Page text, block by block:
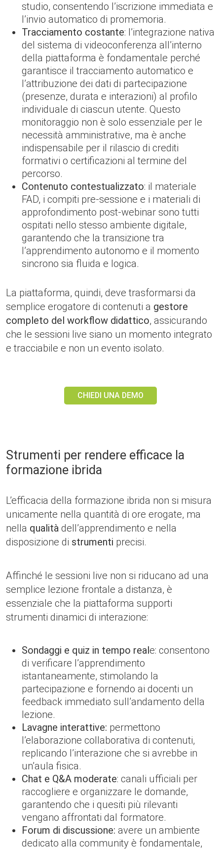
studio, consentendo l’iscrizione immediata e
l’invio automatico di promemoria.
Tracciamento costante: l’integrazione nativa
del sistema di videoconferenza all’interno
della piattaforma è fondamentale perché
garantisce il tracciamento automatico e
l’attribuzione dei dati di partecipazione
(presenze, durata e interazioni) al profilo
individuale di ciascun utente. Questo
monitoraggio non è solo essenziale per le
necessità amministrative, ma è anche
indispensabile per il rilascio di crediti
formativi o certificazioni al termine del
percorso.
Contenuto contestualizzato: il materiale
FAD, i compiti pre-sessione e i materiali di
approfondimento post-webinar sono tutti
ospitati nello stesso ambiente digitale,
garantendo che la transizione tra
l’apprendimento autonomo e il momento
sincrono sia fluida e logica.
La piattaforma, quindi, deve trasformarsi da
semplice erogatore di contenuti a gestore
completo del workflow didattico, assicurando
che le sessioni live siano un momento integrato
e tracciabile e non un evento isolato.
CHIEDI UNA DEMO
Strumenti per rendere efficace la
formazione ibrida
L’efficacia della formazione ibrida non si misura
unicamente nella quantità di ore erogate, ma
nella qualità dell’apprendimento e nella
disposizione di strumenti precisi.
Affinché le sessioni live non si riducano ad una
semplice lezione frontale a distanza, è
essenziale che la piattaforma supporti
strumenti dinamici di interazione:
Sondaggi e quiz in tempo reale: consentono
di verificare l’apprendimento
istantaneamente, stimolando la
partecipazione e fornendo ai docenti un
feedback immediato sull’andamento della
lezione.
Lavagne interattive: permettono
l’elaborazione collaborativa di contenuti,
replicando l’interazione che si avrebbe in
un’aula fisica.
Chat e Q&A moderate: canali ufficiali per
raccogliere e organizzare le domande,
garantendo che i quesiti più rilevanti
vengano affrontati dal formatore.
Forum di discussione: avere un ambiente
dedicato alla community è fondamentale,